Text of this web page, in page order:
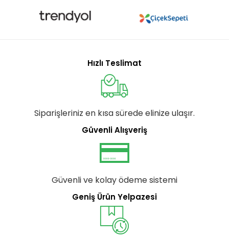
Hızlı Teslimat
Siparişleriniz en kısa sürede elinize ulaşır.
Güvenli Alışveriş
Güvenli ve kolay ödeme sistemi
Geniş Ürün Yelpazesi